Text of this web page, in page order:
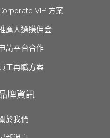
VIP 方案
薦人選賺佣金
請平台合作
工再職方案
牌資訊
於我們